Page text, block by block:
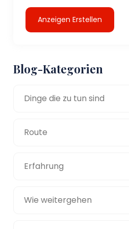
Anzeigen Erstellen
Blog-Kategorien
Dinge die zu tun sind
Route
Erfahrung
Wie weitergehen